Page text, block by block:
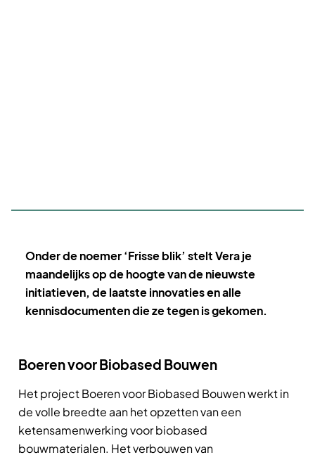
Onder de noemer ‘Frisse blik’ stelt Vera je
maandelijks op de hoogte van de nieuwste
initiatieven, de laatste innovaties en alle
kennisdocumenten die ze tegen is gekomen.
Boeren voor Biobased Bouwen
Het project Boeren voor Biobased Bouwen werkt in
de volle breedte aan het opzetten van een
ketensamenwerking voor biobased
bouwmaterialen. Het verbouwen van